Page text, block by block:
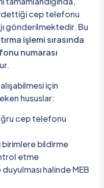
cep telefonu
gönderilmektedir. Bu
işlemi sırasında
numarası
için
hususlar:
cep telefonu
birimlere bildirme
etme
halinde MEB